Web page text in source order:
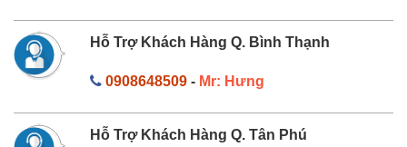
Hỗ Trợ Khách Hàng Q. Bình Thạnh
0908648509- Mr: Hưng
Hỗ Trợ Khách Hàng Q. Tân Phú